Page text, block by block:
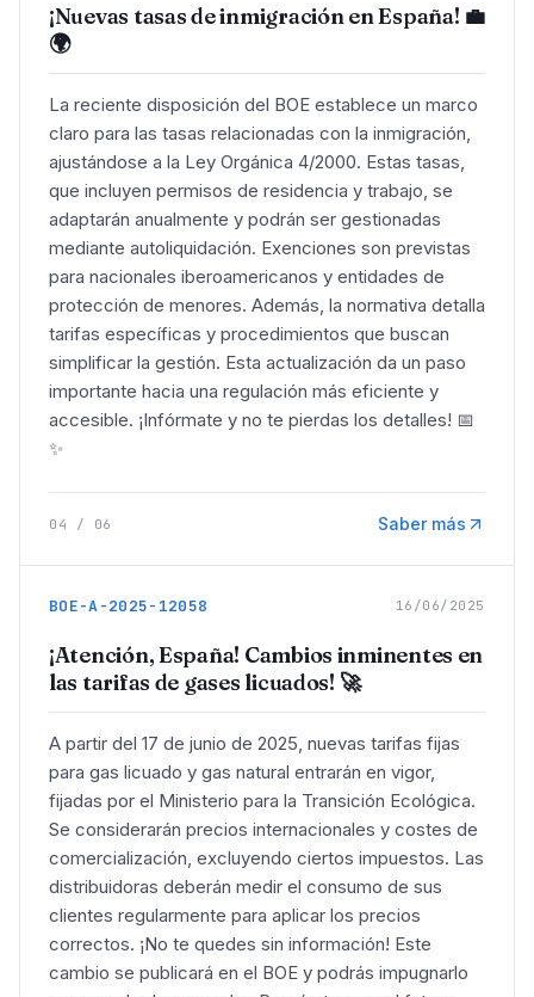
¡Nuevas tasas de inmigración en España! 💼
🌍
La reciente disposición del BOE establece un marco
claro para las tasas relacionadas con la inmigración,
ajustándose a la Ley Orgánica 4/2000. Estas tasas,
que incluyen permisos de residencia y trabajo, se
adaptarán anualmente y podrán ser gestionadas
mediante autoliquidación. Exenciones son previstas
para nacionales iberoamericanos y entidades de
protección de menores. Además, la normativa detalla
tarifas específicas y procedimientos que buscan
simplificar la gestión. Esta actualización da un paso
importante hacia una regulación más eficiente y
accesible. ¡Infórmate y no te pierdas los detalles! 📅
✨
04 / 06 Saber más
BOE-A-2025-12058 16/06/2025
¡Atención, España! Cambios inminentes en
las tarifas de gases licuados! 🚀
A partir del 17 de junio de 2025, nuevas tarifas fijas
para gas licuado y gas natural entrarán en vigor,
fijadas por el Ministerio para la Transición Ecológica.
Se considerarán precios internacionales y costes de
comercialización, excluyendo ciertos impuestos. Las
distribuidoras deberán medir el consumo de sus
clientes regularmente para aplicar los precios
correctos. ¡No te quedes sin información! Este
cambio se publicará en el BOE y podrás impugnarlo